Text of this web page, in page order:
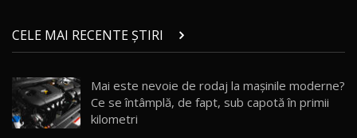
chinez care face lumea să se întoarcă după el
/ AutoBlog.MD
17:27
15 14:37
CELE MAI RECENTE ȘTIRI
Mai este nevoie de rodaj la mașinile moderne?
Ce se întâmplă, de fapt, sub capotă în primii
kilometri